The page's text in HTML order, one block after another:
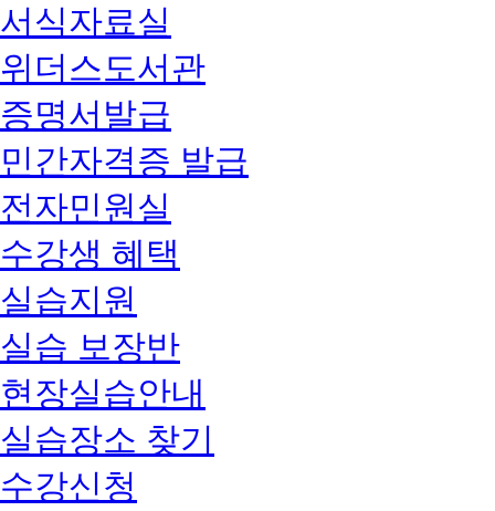
서식자료실
위더스도서관
증명서발급
민간자격증 발급
전자민원실
수강생 혜택
실습지원
실습 보장반
현장실습안내
실습장소 찾기
수강신청